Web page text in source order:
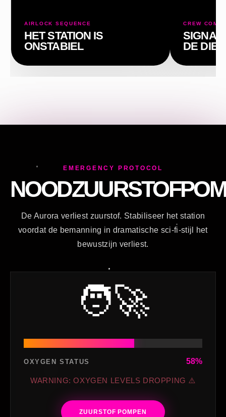
AIRLOCK SEQUENCE
HET STATION IS
ONSTABIEL
CREW
DE
EMERGENCY PROTOCOL
De Aurora verliest zuurstof. Stabiliseer het station
voordat de bemanning in dramatische sci-fi-stijl het
bewustzijn verliest.
🧑‍🚀
OXYGEN STATUS 45%
WARNING: OXYGEN LEVELS DROPPING ⚠️
ZUURSTOF POMPEN